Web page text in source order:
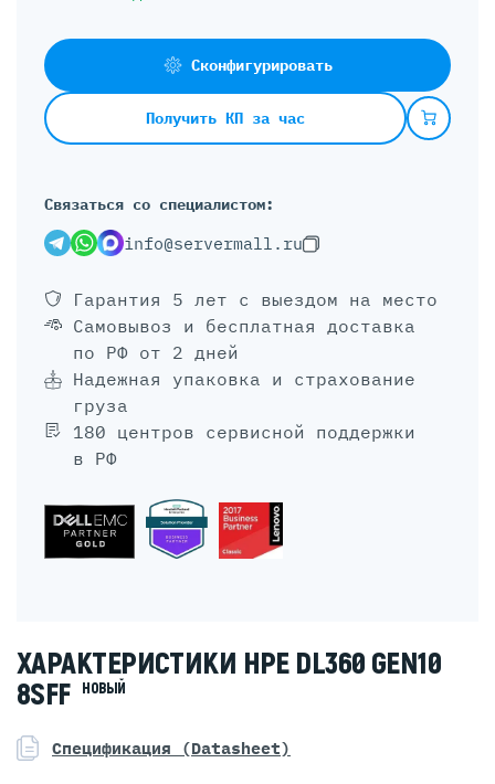
Сконфигурировать
Получить КП за час
Связаться со специалистом:
info@servermall.ru
Гарантия 5 лет с выездом на место
Самовывоз и бесплатная доставка
по РФ от 2 дней
Надежная упаковка и страхование
груза
180 центров сервисной поддержки
в РФ
ХАРАКТЕРИСТИКИ HPE DL360 GEN10
8SFF
НОВЫЙ
Спецификация (Datasheet)